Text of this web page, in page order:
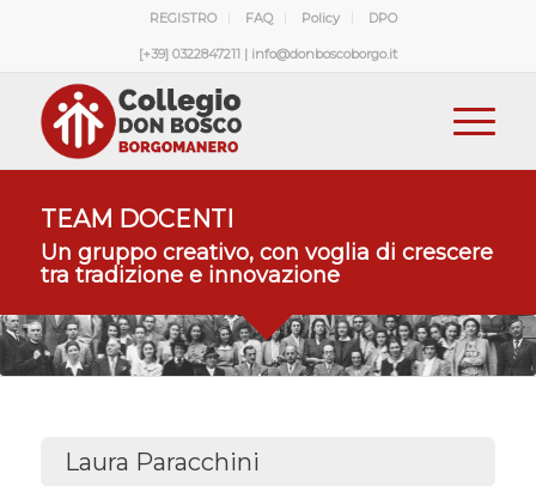
REGISTRO FAQ Policy DPO
[+39] 0322847211 | info@donboscoborgo.it
TEAM DOCENTI
Un gruppo creativo, con voglia di crescere
tra tradizione e innovazione
Laura Paracchini